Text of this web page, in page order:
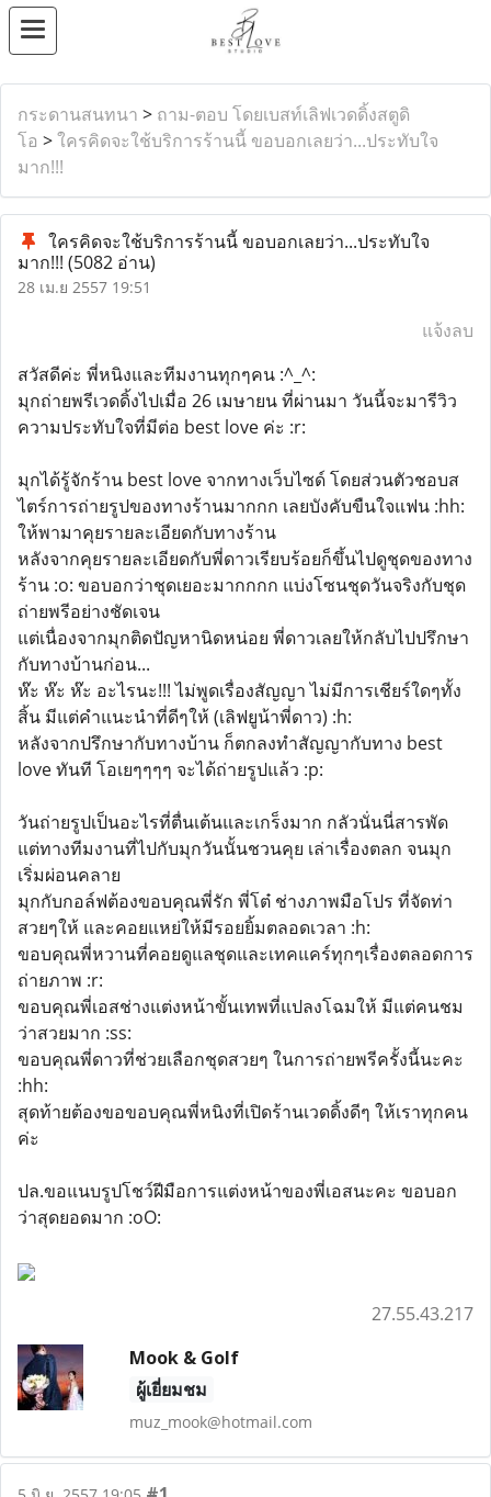
กระดานสนทนา > ถาม-ตอบ โดยเบสท์เลิฟเวดดิ้งสตูดิ
โอ >ใครคิดจะใช้บริการร้านนี้ ขอบอกเลยว่า...ประทับใจ
มาก!!!
ใครคิดจะใช้บริการร้านนี้ ขอบอกเลยว่า...ประทับใจ
มาก!!! (5082 อ่าน)
28 เม.ย 2557 19:51
แจ้งลบ
สวัสดีค่ะ พี่หนิงและทีมงานทุกๆคน :^_^:
มุกถ่ายพรีเวดดิ้งไปเมื่อ 26 เมษายน ที่ผ่านมา วันนี้จะมารีวิว
ความประทับใจที่มีต่อ best love ค่ะ :r:
มุกได้รู้จักร้าน best love จากทางเว็บไซด์ โดยส่วนตัวชอบส
ไตร์การถ่ายรูปของทางร้านมากกก เลยบังคับขืนใจแฟน :hh:
ให้พามาคุยรายละเอียดกับทางร้าน
หลังจากคุยรายละเอียดกับพี่ดาวเรียบร้อยก็ขึ้นไปดูชุดของทาง
ร้าน :o: ขอบอกว่าชุดเยอะมากกกก แบ่งโซนชุดวันจริงกับชุด
ถ่ายพรีอย่างชัดเจน
แต่เนื่องจากมุกติดปัญหานิดหน่อย พี่ดาวเลยให้กลับไปปรึกษา
กับทางบ้านก่อน...
ห๊ะ ห๊ะ ห๊ะ อะไรนะ!!! ไม่พูดเรื่องสัญญา ไม่มีการเชียร์ใดๆทั้ง
สิ้น มีแต่คำแนะนำที่ดีๆให้ (เลิฟยูน้าพี่ดาว) :h:
หลังจากปรึกษากับทางบ้าน ก็ตกลงทำสัญญากับทาง best
love ทันที โอเยๆๆๆๆ จะได้ถ่ายรูปแล้ว :p:
วันถ่ายรูปเป็นอะไรที่ตื่นเต้นและเกร็งมาก กลัวนั่นนี่สารพัด
แต่ทางทีมงานที่ไปกับมุกวันนั้นชวนคุย เล่าเรื่องตลก จนมุก
เริ่มผ่อนคลาย
มุกกับกอล์ฟต้องขอบคุณพี่รัก พี่โต๋ ช่างภาพมือโปร ที่จัดท่า
สวยๆให้ และคอยแหย่ให้มีรอยยิ้มตลอดเวลา :h:
ขอบคุณพี่หวานที่คอยดูแลชุดและเทคแคร์ทุกๆเรื่องตลอดการ
ถ่ายภาพ :r:
ขอบคุณพี่เอสช่างแต่งหน้าขั้นเทพที่แปลงโฉมให้ มีแต่คนชม
ว่าสวยมาก :ss:
ขอบคุณพี่ดาวที่ช่วยเลือกชุดสวยๆ ในการถ่ายพรีครั้งนี้นะคะ
:hh:
สุดท้ายต้องขอขอบคุณพี่หนิงที่เปิดร้านเวดดิ้งดีๆ ให้เราทุกคน
ค่ะ
ปล.ขอแนบรูปโชว์ฝีมือการแต่งหน้าของพี่เอสนะคะ ขอบอก
ว่าสุดยอดมาก :oO:
27.55.43.217
Mook & Golf
ผู้เยี่ยมชม
muz_mook@hotmail.com